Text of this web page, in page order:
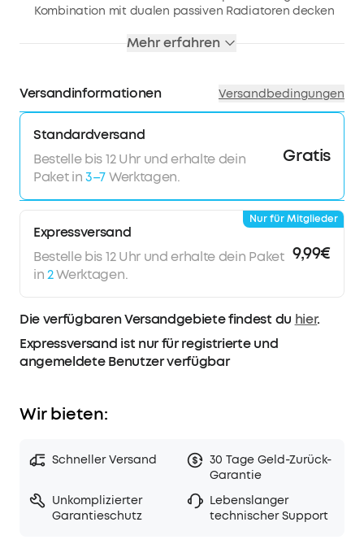
Kombination mit dualen passiven Radiatoren decken
weitflächig ab. Das Ergebnis: Tiefer, intensiver Boom-
sorgt für immersiven Rundum-Sound, der sowie
ENORME SPIELZEIT
: Ankers führende
Batterietechnologie garantiert dir eine Akkuleistung
von 24 Stunden oder etwa 480 Titeln. Mehr als genug
für ein komplettes Wochenende an Partys!
oder Dusche - der IPX7 Schutz bietet dir ideale Abwehr
gegen Wasser, auch bei vollständigem Untertauchen!
Mehr erfahren
Versandinformationen Versandbedingungen
Standardversand
Bestelle bis 12 Uhr und erhalte dein
Paket in3–7Werktagen.
Gratis
Expressversand
Bestelle bis 12 Uhr und erhalte dein Paket
in2Werktagen.
9,99€
Nur für Mitglieder
Die verfügbaren Versandgebiete findest du hier.
Expressversand ist nur für registrierte und
angemeldete Benutzer verfügbar
Wir bieten:
Schneller Versand
30 Tage Geld-Zurück-
Garantie
Unkomplizierter
Garantieschutz
Lebenslanger
technischer Support